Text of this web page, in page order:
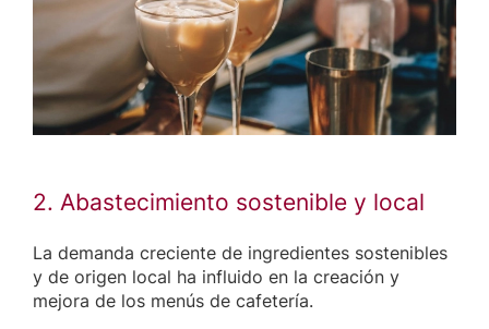
2. Abastecimiento sostenible y local
La demanda creciente de ingredientes sostenibles
y de origen local ha influido en la creación y
mejora de los menús de cafetería.